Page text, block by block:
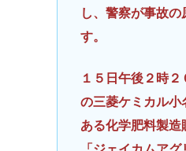
し、警察が事故の
す。
１５日午後２時
の三菱ケミカル小
ある化学肥料製造